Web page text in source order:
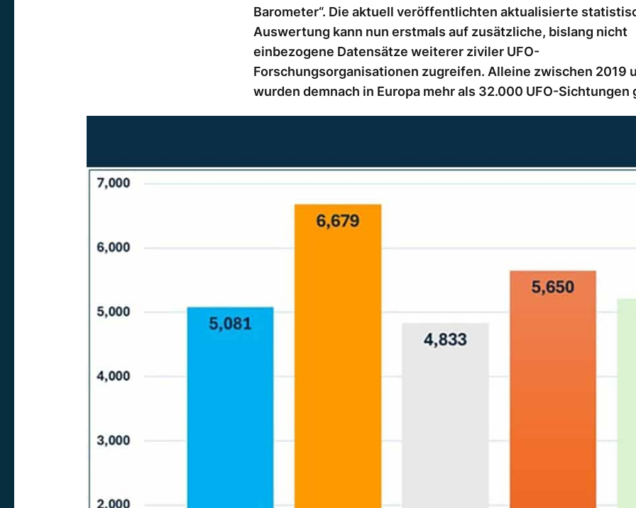
Barometer“. Die aktuell veröffentlichten aktualisierte
Auswertung kann nun erstmals auf zusätzliche, bislang nicht
einbezogene Datensätze weiterer ziviler UFO-
Forschungsorganisationen zugreifen. Alleine zwischen 2019
wurden demnach in Europa mehr als 32.000 UFO-Sichtungen